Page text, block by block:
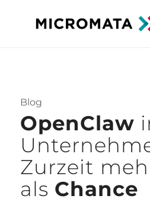
Blog
OpenClaw
Zurzeit
als Chance